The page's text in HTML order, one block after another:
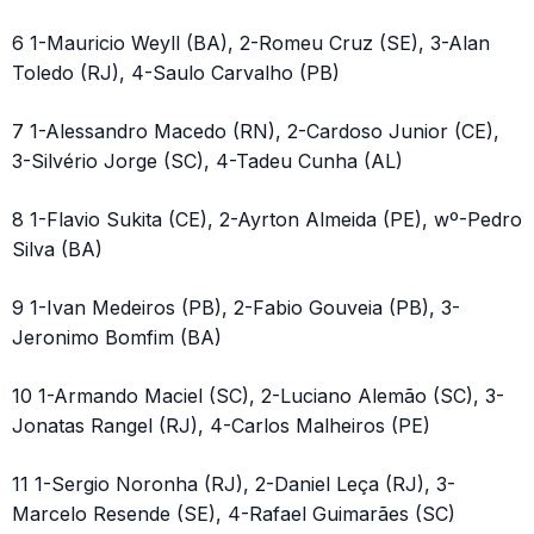
6 1-Mauricio Weyll (BA), 2-Romeu Cruz (SE), 3-Alan
Toledo (RJ), 4-Saulo Carvalho (PB)
7 1-Alessandro Macedo (RN), 2-Cardoso Junior (CE),
3-Silvério Jorge (SC), 4-Tadeu Cunha (AL)
8 1-Flavio Sukita (CE), 2-Ayrton Almeida (PE), wº-Pedro
Silva (BA)
9 1-Ivan Medeiros (PB), 2-Fabio Gouveia (PB), 3-
Jeronimo Bomfim (BA)
10 1-Armando Maciel (SC), 2-Luciano Alemão (SC), 3-
Jonatas Rangel (RJ), 4-Carlos Malheiros (PE)
11 1-Sergio Noronha (RJ), 2-Daniel Leça (RJ), 3-
Marcelo Resende (SE), 4-Rafael Guimarães (SC)